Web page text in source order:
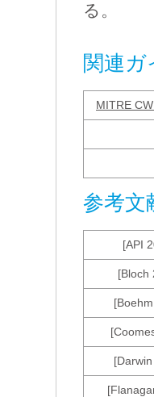
る。
関連
MITRE
参考文
[API
[Bloch